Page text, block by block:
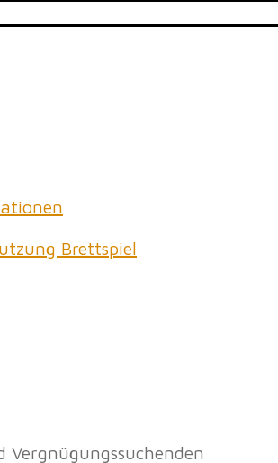
Brettspiel
Vergnügungssuchenden